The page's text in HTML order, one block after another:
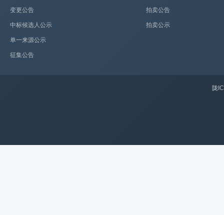
变更公告
中标候选人公示
单一来源公示
征集公告
拍卖公告
拍卖公示
陇